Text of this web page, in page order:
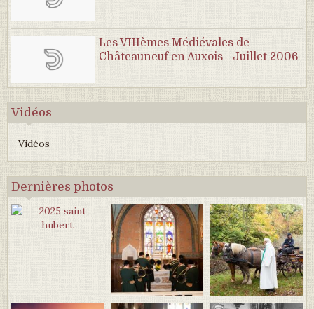
Les VIIIèmes Médiévales de
Châteauneuf en Auxois - Juillet 2006
Vidéos
Vidéos
Dernières photos